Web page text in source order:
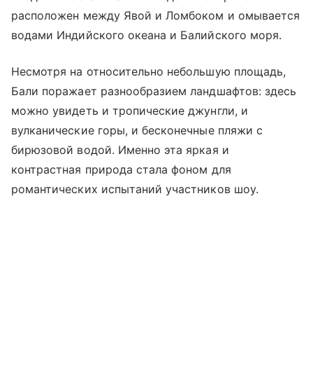
расположен между Явой и Ломбоком и омывается
водами Индийского океана и Балийского моря.
Несмотря на относительно небольшую площадь,
Бали поражает разнообразием ландшафтов: здесь
можно увидеть и тропические джунгли, и
вулканические горы, и бесконечные пляжи с
бирюзовой водой. Именно эта яркая и
контрастная природа стала фоном для
романтических испытаний участников шоу.